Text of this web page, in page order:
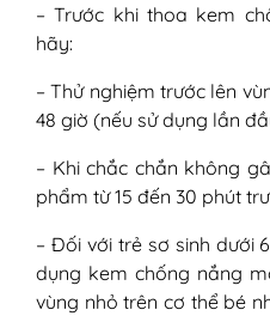
– Trước khi thoa kem
hãy:
– Thử nghiệm trước lên
48 giờ (nếu sử dụng lần
– Khi chắc chắn không
phẩm từ 15 đến 30 phút
– Đối với trẻ sơ sinh dưới
dụng kem chống nắng
vùng nhỏ trên cơ thể bé